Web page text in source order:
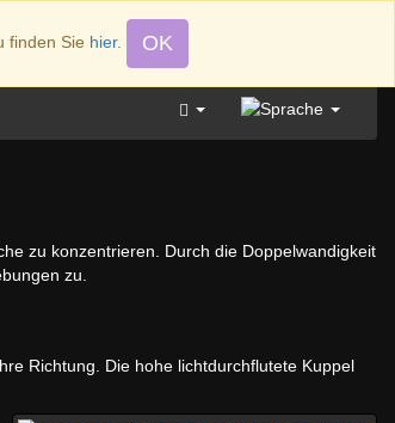
zu konzentrieren. Durch die Doppelwandigkeit
zu.
Richtung. Die hohe lichtdurchflutete Kuppel
finden Sie hier. OK